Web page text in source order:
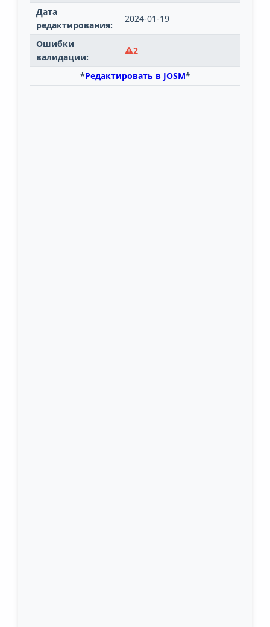
Дата
редактирования:
2024-01-19
Ошибки
валидации:
2
*Редактировать в JOSM*